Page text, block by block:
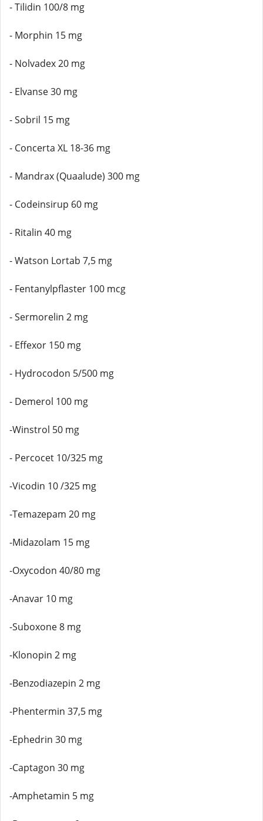
- Tilidin 100/8 mg
- Morphin 15 mg
- Nolvadex 20 mg
- Elvanse 30 mg
- Sobril 15 mg
- Concerta XL 18-36 mg
- Mandrax (Quaalude) 300 mg
- Codeinsirup 60 mg
- Ritalin 40 mg
- Watson Lortab 7,5 mg
- Fentanylpflaster 100 mcg
- Sermorelin 2 mg
- Effexor 150 mg
- Hydrocodon 5/500 mg
- Demerol 100 mg
-Winstrol 50 mg
- Percocet 10/325 mg
-Vicodin 10 /325 mg
-Temazepam 20 mg
-Midazolam 15 mg
-Oxycodon 40/80 mg
-Anavar 10 mg
-Suboxone 8 mg
-Klonopin 2 mg
-Benzodiazepin 2 mg
-Phentermin 37,5 mg
-Ephedrin 30 mg
-Captagon 30 mg
-Amphetamin 5 mg